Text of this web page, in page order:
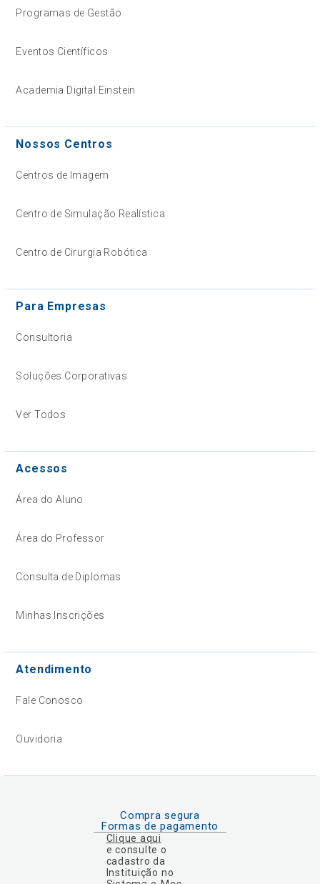
Programas de Gestão
Eventos Científicos
Academia Digital Einstein
Nossos Centros
Centros de Imagem
Centro de Simulação Realística
Centro de Cirurgia Robótica
Para Empresas
Consultoria
Soluções Corporativas
Ver Todos
Acessos
Área do Aluno
Área do Professor
Consulta de Diplomas
Minhas Inscrições
Atendimento
Fale Conosco
Ouvidoria
Compra segura
Formas de pagamento
Clique aqui
e consulte o
cadastro da
Instituição no